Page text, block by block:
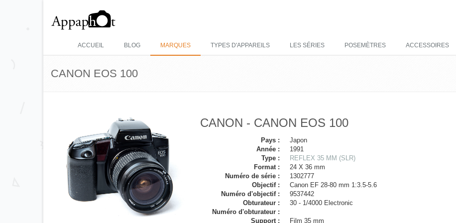
ACCUEIL BLOG MARQUES TYPES D'APPAREILS LES SÉRIES POSEMÈTRES ACCESSOIRES
CANON EOS 100
CANON - CANON EOS 100
Pays :
Japon
Année :
1991
Type :
REFLEX 35 MM (SLR)
Format :
24 X 36 mm
Numéro de série :
1302777
Objectif :
Canon EF 28-80 mm 1:3.5-5.6
Numéro d'objectif :
9537442
Obturateur :
30 - 1/4000 Electronic
Numéro d'obturateur :
Support :
Film 35 mm